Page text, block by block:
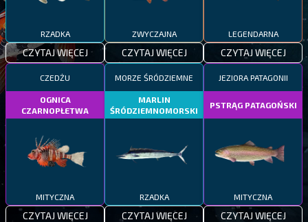
RZADKA
CZYTAJ WIĘCEJ
ZWYCZAJNA
CZYTAJ WIĘCEJ
LEGENDARNA
CZYTAJ WIĘCEJ
CZEDŻU
OGNICA
CZARNOPŁETWA
MITYCZNA
CZYTAJ WIĘCEJ
MORZE ŚRÓDZIEMNE
MARLIN
ŚRÓDZIEMNOMORSKI
RZADKA
CZYTAJ WIĘCEJ
JEZIORA PATAGONII
PSTRĄG PATAGOŃSKI
MITYCZNA
CZYTAJ WIĘCEJ